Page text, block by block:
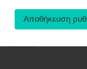
aboutus